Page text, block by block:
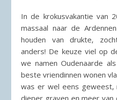
In de krokusvakantie van 2021 trokken de Belgen
massaal naar de
houden van drukte,
anders! De keuze viel op
we namen Oudenaarde
beste vriendinnen wonen
was er wel eens geweest,
dieper graven en meer van